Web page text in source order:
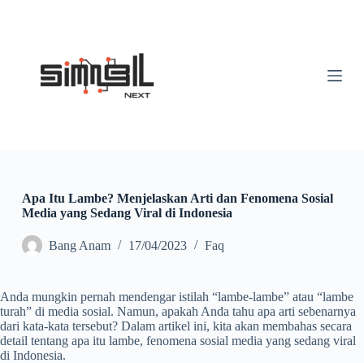
Apa Itu Lambe? Menjelaskan Arti dan Fenomena Sosial
Media yang Sedang Viral di Indonesia
Bang Anam 17/04/2023 Faq
Anda mungkin pernah mendengar istilah “lambe-lambe” atau “lambe
turah” di media sosial. Namun, apakah Anda tahu apa arti sebenarnya
dari kata-kata tersebut? Dalam artikel ini, kita akan membahas secara
detail tentang apa itu lambe, fenomena sosial media yang sedang viral
di Indonesia.